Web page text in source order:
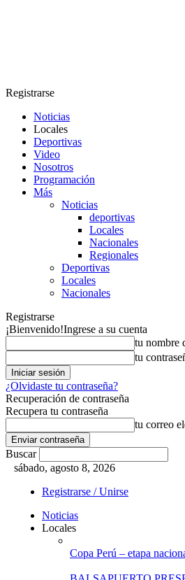
Registrarse
Noticias
Locales
Deportivas
Video
Nosotros
Programación
Más
Noticias
deportivas
Locales
Nacionales
Regionales
Deportivas
Locales
Nacionales
Registrarse
¡Bienvenido!Ingrese a su cuenta
tu nombre
tu
¿Olvidaste tu contraseña?
Recuperación de contraseña
Recupera tu contraseña
tu correo
Buscar
sábado, agosto 8, 2026
Registrarse / Unirse
Noticias
Locales
Copa Perú – etapa